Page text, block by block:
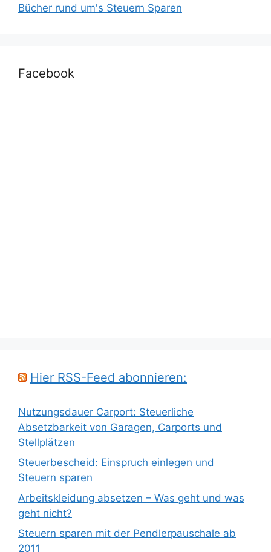
Bücher rund um's Steuern Sparen
Facebook
Hier RSS-Feed abonnieren:
Nutzungsdauer Carport: Steuerliche
Absetzbarkeit von Garagen, Carports und
Stellplätzen
Steuerbescheid: Einspruch einlegen und
Steuern sparen
Arbeitskleidung absetzen – Was geht und was
geht nicht?
Steuern sparen mit der Pendlerpauschale ab
2011